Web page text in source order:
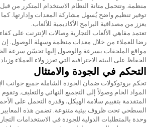
منظمة. وتتحمل متانة النظام الاستخدام المتكرر من
توفير تنظيم واضح يُسهل مشاركة المعدات وإدارتها.
يعزز من مصداقية البرامج الأكاديمية للألعاب.
تعتمد مقاهي الألعاب التجارية وصالات الإنترنت على
رضا للعملاء من خلال معدات منظمة وسهلة الوصول. إن
مواقع الملحقات بسرعة والوصول إليها تحسّن سرعة
الحفاظ على البيئة الاحترافية التي تعزز ولاء العملاء
التحكم في الجودة والامتثال
تحكم بروتوكولات ضمان الجودة الشاملة جميع جوانب
المواد الخام وصولاً إلى التجميع النهائي والتغليف. وتقوم
المتقدمة بتقييم سلامة الهيكل، وقدرة التحمل على
السطحي تحت ظروف بيئية متنوعة. تضمن هذه
وحدة بالمتطلبات الدولية للجودة في الاستخدامات